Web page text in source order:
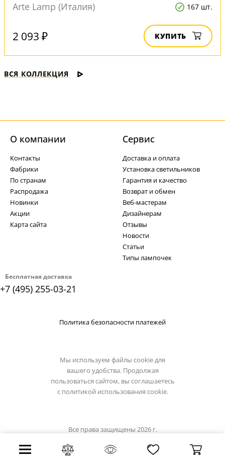
Arte Lamp (Италия)
167 шт.
2 093 ₽ КУПИТЬ
ВСЯ КОЛЛЕКЦИЯ
Бесплатная доставка
+7 (495) 255-03-21
О компании
Контакты
Фабрики
По странам
Распродажа
Новинки
Акции
Карта сайта
Cервис
Доставка и оплата
Установка светильников
Гарантия и качество
Возврат и обмен
Веб-мастерам
Дизайнерам
Отзывы
Новости
Статьи
Типы лампочек
Политика безопасности платежей
Мы используем файлы cookie для
вашего удобства. Продолжая
пользоваться сайтом, вы соглашаетесь
с политикой использования cookie.
Все права защищены 2026 г.